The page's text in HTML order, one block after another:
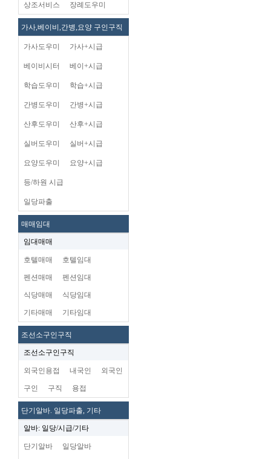
상조서비스 장례도우미
가사,베이비,간병,요양 구인구직
가사도우미 가사+시급
베이비시터 베이+시급
학습도우미 학습+시급
간병도우미 간병+시급
산후도우미 산후+시급
실버도우미 실버+시급
요양도우미 요양+시급
등/하원 시급
일당파출
매매임대
임대매매
호텔매매 호텔임대
펜션매매 펜션임대
식당매매 식당임대
기타매매 기타임대
조선소구인구직
조선소구인구직
외국인용접 내국인 외국인
구인 구직 용접
단기알바. 일당파출, 기타
알바: 일당/시급/기타
단기알바 일당알바